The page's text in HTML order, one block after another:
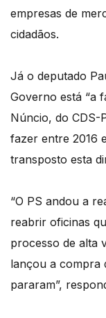
empresas de
cidadãos.
Já o deputado
Governo está “a
Núncio, do CDS-
fazer entre 2016
transposto esta
“O PS andou a
reabrir oficinas
processo de alta
lançou a compra
pararam”,